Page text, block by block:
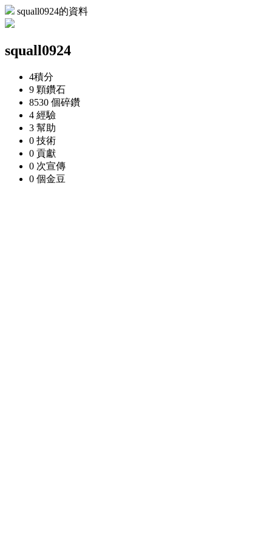
squall0924的資料
squall0924
4積分
9 顆鑽石
8530 個碎鑽
4 經驗
3 幫助
0 技術
0 貢獻
0 次宣傳
0 個金豆